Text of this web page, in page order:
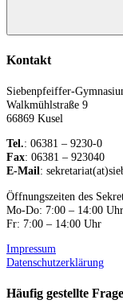
Kontakt
Siebenpfeiffer-
Walkmühlstraße 9
66869 Kusel
Tel.: 06381 – 9230-0
Fax: 06381 – 923040
E-Mail:
Öffnungszeiten des
Mo-Do: 7:00 – 14:00 Uhr,
Fr: 7:00 – 14:00 Uhr
Impressum
Datenschutzerklärung
Häufig gestellte